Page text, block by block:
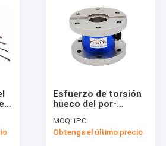
Esfuerzo de torsión
hueco del por-
del esfuerzo de
torsión de la
MOQ:1PC
Obtenga el último precio